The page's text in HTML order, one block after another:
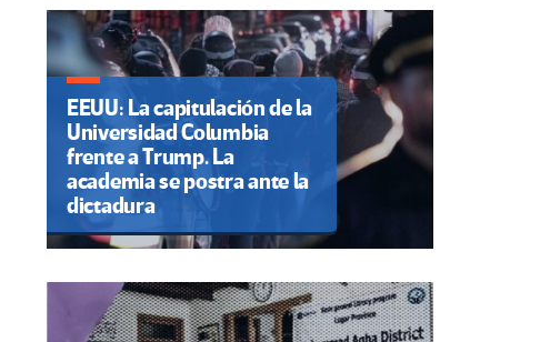
EEUU: La capitulación de la
Universidad Columbia
frente a Trump. La
academia se postra ante la
dictadura